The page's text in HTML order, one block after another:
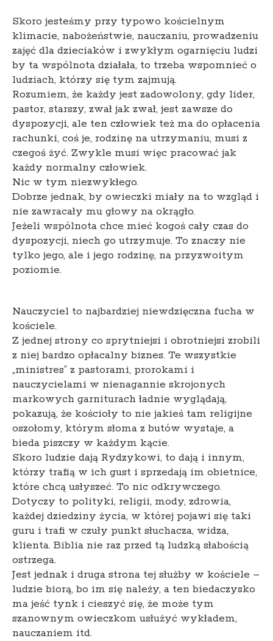
Skoro jesteśmy przy typowo kościelnym
klimacie, nabożeństwie, nauczaniu, prowadzeniu
zajęć dla dzieciaków i zwykłym ogarnięciu ludzi
by ta wspólnota działała, to trzeba wspomnieć o
ludziach, którzy się tym zajmują.
Rozumiem, że każdy jest zadowolony, gdy lider,
pastor, starszy, zwał jak zwał, jest zawsze do
dyspozycji, ale ten człowiek też ma do opłacenia
rachunki, coś je, rodzinę na utrzymaniu, musi z
czegoś żyć. Zwykle musi więc pracować jak
każdy normalny człowiek.
Nic w tym niezwykłego.
Dobrze jednak, by owieczki miały na to wzgląd i
nie zawracały mu głowy na okrągło.
Jeżeli wspólnota chce mieć kogoś cały czas do
dyspozycji, niech go utrzymuje. To znaczy nie
tylko jego, ale i jego rodzinę, na przyzwoitym
poziomie.
Nauczyciel to najbardziej niewdzięczna fucha w
kościele.
Z jednej strony co sprytniejsi i obrotniejsi zrobili
z niej bardzo opłacalny biznes. Te wszystkie
„ministres” z pastorami, prorokami i
nauczycielami w nienagannie skrojonych
markowych garniturach ładnie wyglądają,
pokazują, że kościoły to nie jakieś tam religijne
oszołomy, którym słoma z butów wystaje, a
bieda piszczy w każdym kącie.
Skoro ludzie dają Rydzykowi, to dają i innym,
którzy trafią w ich gust i sprzedają im obietnice,
które chcą usłyszeć. To nic odkrywczego.
Dotyczy to polityki, religii, mody, zdrowia,
każdej dziedziny życia, w której pojawi się taki
guru i trafi w czuły punkt słuchacza, widza,
klienta. Biblia nie raz przed tą ludzką słabością
ostrzega.
Jest jednak i druga strona tej służby w kościele –
ludzie biorą, bo im się należy, a ten biedaczysko
ma jeść tynk i cieszyć się, że może tym
szanownym owieczkom usłużyć wykładem,
nauczaniem itd.